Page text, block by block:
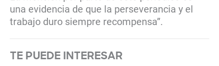
una evidencia de que la perseverancia y el
trabajo duro siempre recompensa”.
TE PUEDE INTERESAR